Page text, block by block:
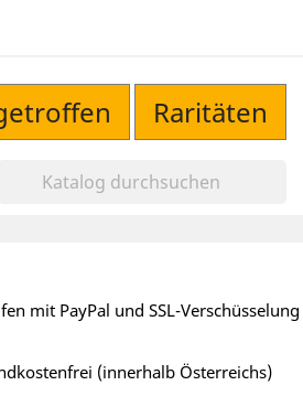
Raritäten
mit PayPal und SSL-Verschüsselung
(innerhalb Österreichs)